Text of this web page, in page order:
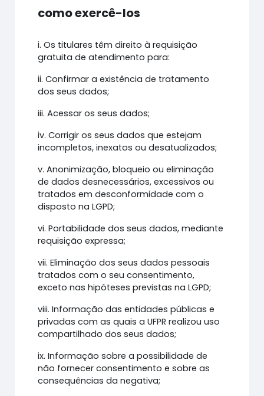
como exercê-los
i. Os titulares têm direito à requisição
gratuita de atendimento para:
ii. Confirmar a existência de tratamento
dos seus dados;
iii. Acessar os seus dados;
iv. Corrigir os seus dados que estejam
incompletos, inexatos ou desatualizados;
v. Anonimização, bloqueio ou eliminação
de dados desnecessários, excessivos ou
tratados em desconformidade com o
disposto na LGPD;
vi. Portabilidade dos seus dados, mediante
requisição expressa;
vii. Eliminação dos seus dados pessoais
tratados com o seu consentimento,
exceto nas hipóteses previstas na LGPD;
viii. Informação das entidades públicas e
privadas com as quais a UFPR realizou uso
compartilhado dos seus dados;
ix. Informação sobre a possibilidade de
não fornecer consentimento e sobre as
consequências da negativa;